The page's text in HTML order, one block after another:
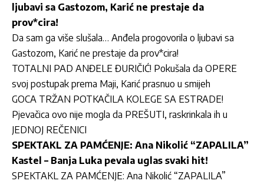
ljubavi sa Gastozom, Karić ne prestaje da
prov*cira!
Da sam ga više slušala… Anđela progovorila o ljubavi sa
Gastozom, Karić ne prestaje da prov*cira!
TOTALNI PAD ANĐELE ĐURIČIĆ! Pokušala da OPERE
svoj postupak prema Maji, Karić prasnuo u smijeh
GOCA TRŽAN POTKAČILA KOLEGE SA ESTRADE!
Pjevačica ovo nije mogla da PREŠUTI, raskrinkala ih u
JEDNOJ REČENICI
SPEKTAKL ZA PAMĆENJE: Ana Nikolić “ZAPALILA”
Kastel – Banja Luka pevala uglas svaki hit!
SPEKTAKL ZA PAMĆENJE: Ana Nikolić “ZAPALILA”